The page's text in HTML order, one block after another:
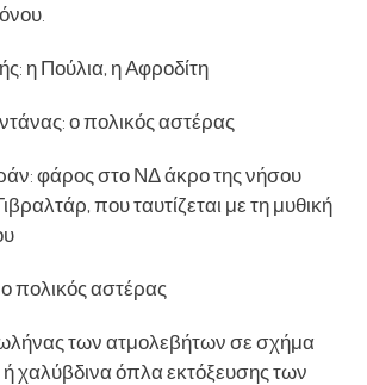
η Πούλια, η Αφροδίτη
ο πολικός αστέρας
φάρος στο ΝΔ άκρο της νήσου
που ταυτίζεται με τη μυθική
πολικός αστέρας
των ατμολεβήτων σε σχήμα
ή χαλύβδινα όπλα εκτόξευσης των